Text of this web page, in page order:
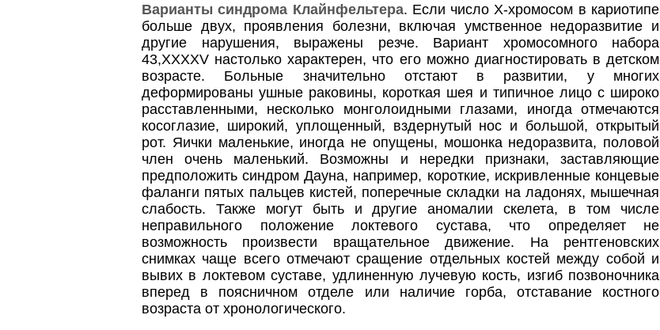
Варианты синдрома Клайнфельтера. Если число Х-хромосом в кариотипе
больше двух, проявления болезни, включая умственное недоразвитие и
другие нарушения, выражены резче. Вариант хромосомного набора
43,ХХХХV настолько характерен, что его можно диагностировать в детском
возрасте. Больные значительно отстают в развитии, у многих
деформированы ушные раковины, короткая шея и типичное лицо с широко
расставленными, несколько монголоидными глазами, иногда отмечаются
косоглазие, широкий, уплощенный, вздернутый нос и большой, открытый
рот. Яички маленькие, иногда не опущены, мошонка недоразвита, половой
член очень маленький. Возможны и нередки признаки, заставляющие
предположить синдром Дауна, например, короткие, искривленные концевые
фаланги пятых пальцев кистей, поперечные складки на ладонях, мышечная
слабость. Также могут быть и другие аномалии скелета, в том числе
неправильного положение локтевого сустава, что определяет не
возможность произвести вращательное движение. На рентгеновских
снимках чаще всего отмечают сращение отдельных костей между собой и
вывих в локтевом суставе, удлиненную лучевую кость, изгиб позвоночника
вперед в поясничном отделе или наличие горба, отставание костного
возраста от хронологического.